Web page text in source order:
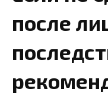
после